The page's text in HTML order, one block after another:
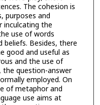
The cohesion is
purposes and
inculcating the
use of words
beliefs. Besides, there
good and useful as
and the use of
the question-answer
employed. On
of metaphor and
use aims at